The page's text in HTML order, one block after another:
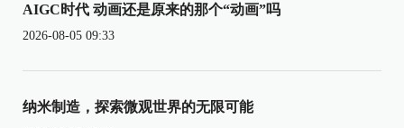
AIGC时代 动画还是原来的那个“动画”吗
2026-08-05 09:33
纳米制造，探索微观世界的无限可能